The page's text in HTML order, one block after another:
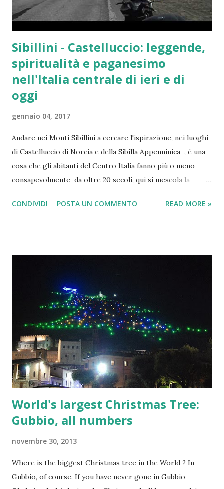
Crescita dell’hype Mercato crypto e tech Nuovi compratori
ad alta capacità di spesa A...
Sibillini - Castelluccio: leggende,
spiritualità e paganesimo
nell'Italia centrale di ieri e di
oggi
gennaio 04, 2017
Andare nei Monti Sibillini a cercare l'ispirazione, nei luoghi
di Castelluccio di Norcia e della Sibilla Appenninica , é una
cosa che gli abitanti del Centro Italia fanno più o meno
consapevolmente da oltre 20 secoli, qui si mescola la
luogo incantato già di suo, raccontato da favole medievali e
Oggi cercheremo di fare luce in una vicenda che mischia
oltre 20 secoli di leggende, trascendente, favole, storia,
geografia, turismo, e stupefacente bellezza della natura,
con magìa, forze sconosciute della terra e insondabilità
dell'animo umano .
CONDIVIDI POSTA UN COMMENTO READ MORE »
World's largest Christmas Tree:
Gubbio, all numbers
novembre 30, 2013
Where is the biggest Christmas tree in the World ? In
Gubbio, of course. If you have never gone in Gubbio